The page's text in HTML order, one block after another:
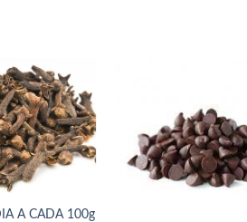
A CADA 100g